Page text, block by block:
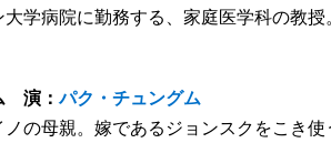
大学病院に勤務する、家庭医学科の教
演：パク・チュングム
ノの母親。嫁であるジョンスクをこき使